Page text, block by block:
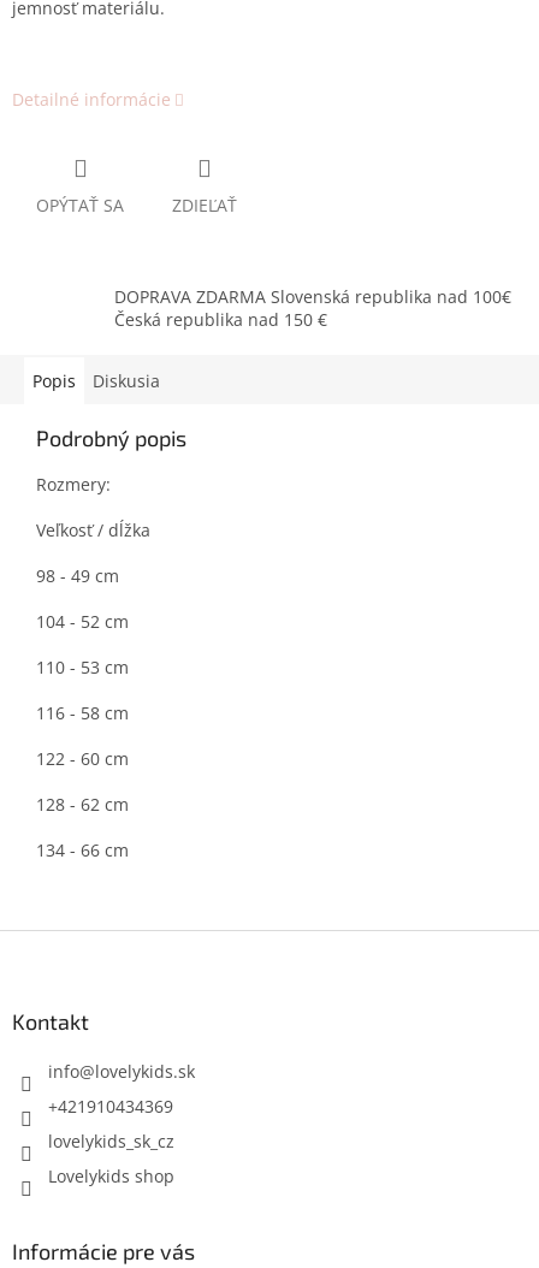
jemnosť materiálu.
Detailné informácie
OPÝTAŤ SA ZDIEĽAŤ
DOPRAVA ZDARMA Slovenská republika nad 100€
Česká republika nad 150 €
Popis Diskusia
Podrobný popis
Rozmery:
Veľkosť / dĺžka
98 - 49 cm
104 - 52 cm
110 - 53 cm
116 - 58 cm
122 - 60 cm
128 - 62 cm
134 - 66 cm
Kontakt
info@lovelykids.sk
+421910434369
lovelykids_sk_cz
Lovelykids shop
Informácie pre vás